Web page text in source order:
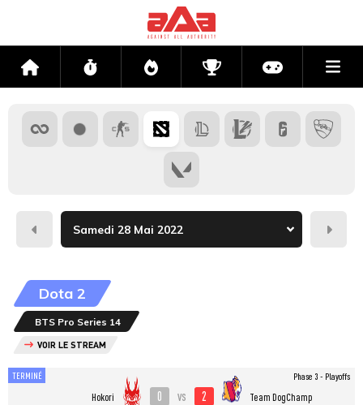
Accueil Flux Directs CompétitionsActu jeux
Hier
Dota 2
BTS Pro Series 14
VOIR LE STREAM
TERMINÉ
Hokori 0 vs 2 Team DogChamp
Phase 3 - Playoffs